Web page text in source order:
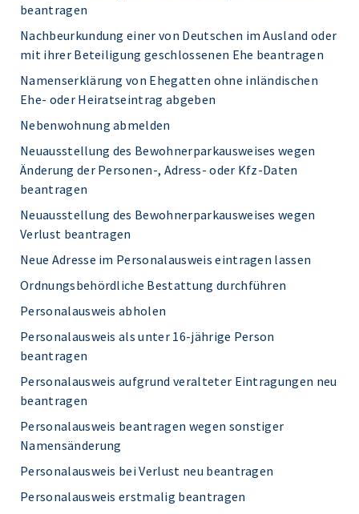
beantragen
Nachbeurkundung einer von Deutschen im Ausland oder
mit ihrer Beteiligung geschlossenen Ehe beantragen
Namenserklärung von Ehegatten ohne inländischen
Ehe- oder Heiratseintrag abgeben
Nebenwohnung abmelden
Neuausstellung des Bewohnerparkausweises wegen
Änderung der Personen-, Adress- oder Kfz-Daten
beantragen
Neuausstellung des Bewohnerparkausweises wegen
Verlust beantragen
Neue Adresse im Personalausweis eintragen lassen
Ordnungsbehördliche Bestattung durchführen
Personalausweis abholen
Personalausweis als unter 16-jährige Person
beantragen
Personalausweis aufgrund veralteter Eintragungen neu
beantragen
Personalausweis beantragen wegen sonstiger
Namensänderung
Personalausweis bei Verlust neu beantragen
Personalausweis erstmalig beantragen